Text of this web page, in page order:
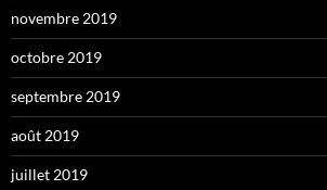
novembre 2019
octobre 2019
septembre 2019
août 2019
juillet 2019